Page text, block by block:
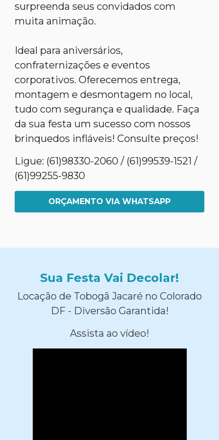
surpreenda seus convidados com
muita animação.
Ideal para aniversários,
confraternizações e eventos
corporativos. Oferecemos entrega,
montagem e desmontagem no local,
tudo com segurança e qualidade. Faça
da sua festa um sucesso com nossos
brinquedos infláveis! Consulte preços!
Ligue: (61)98330-2060 / (61)99539-1521 /
(61)99255-9830
ORÇAMENTO VIA WHATSAPP
Sua Festa Vai Decolar!
Locação de Tobogã Jacaré no Colorado
DF - Diversão Garantida!
Assista ao vídeo!